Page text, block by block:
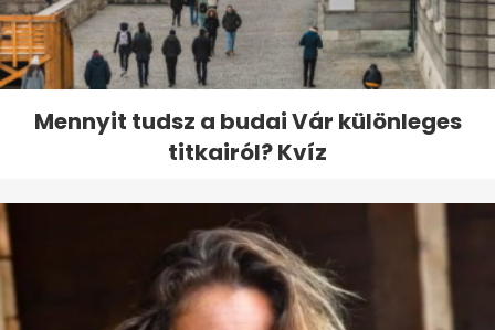
Mennyit tudsz a budai Vár különleges
titkairól? Kvíz